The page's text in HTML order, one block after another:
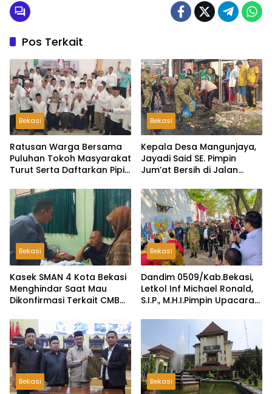
Pos Terkait
Bekasi
Ratusan Warga Bersama
Puluhan Tokoh Masyarakat
Turut Serta Daftarkan Pipit
Kepala Desa Lambangsari
Bekasi
Kepala Desa Mangunjaya,
Jayadi Said SE. Pimpin
Jum’at Bersih di Jalan
Bekasi
Kasek SMAN 4 Kota Bekasi
Menghindar Saat Mau
Dikonfirmasi Terkait CMB
Bekasi
Dandim 0509/Kab.Bekasi,
Letkol Inf Michael Ronald,
S.I.P., M.H.I.Pimpin Upacara
di Desa Wibawamulya
Bekasi Bekasi